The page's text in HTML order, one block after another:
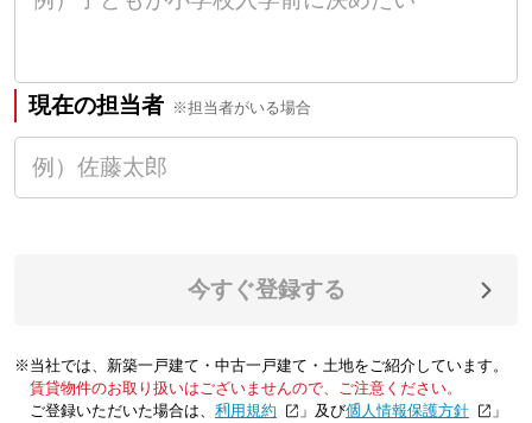
現在の担当者 ※担当者がいる場合
今すぐ登録する
※当社では、新築一戸建て・中古一戸建て・土地をご紹介しています。
賃貸物件のお取り扱いはございませんので、ご注意ください。
ご登録いただいた場合は、「利用規約 」及び「個人情報保護方針
」